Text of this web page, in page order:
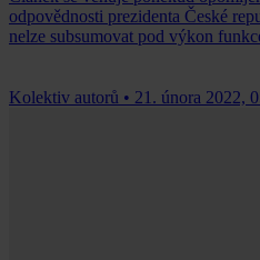
odpovědnosti prezidenta České
nelze subsumovat pod výkon
Kolektiv autorů • 21. února 2022,